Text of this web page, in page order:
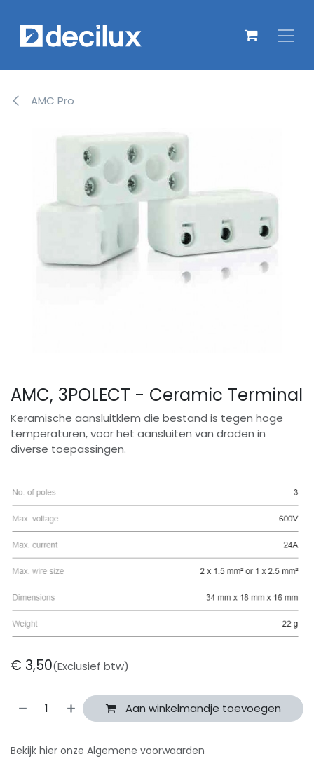
AMC Pro
AMC, 3POLECT - Ceramic Terminal
Keramische aansluitklem die bestand is tegen hoge
temperaturen, voor het aansluiten van draden in
diverse toepassingen.
€ 3,50(Exclusief btw)
Aan winkelmandje toevoegen
Bekijk hier onze Algemene voorwaarden